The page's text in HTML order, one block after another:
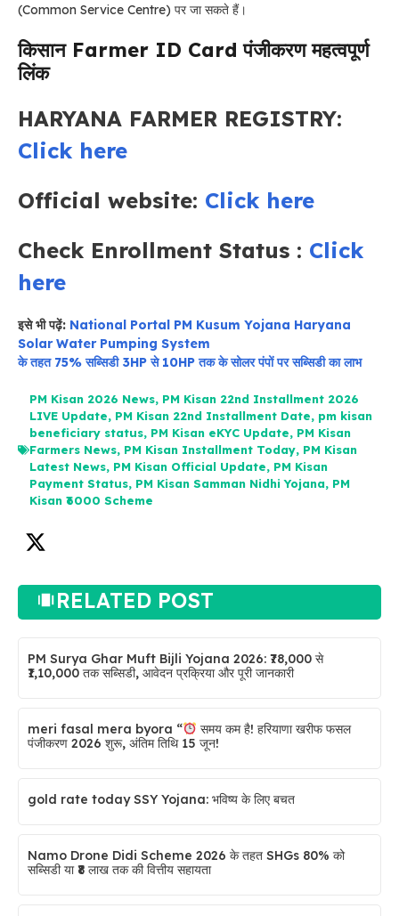
(Common Service Centre) पर जा सकते हैं।
किसान Farmer ID Card पंजीकरणमहत्वपूर्ण
लिंक
HARYANA FARMER REGISTRY:
Click here
Official website: Click here
Check Enrollment Status : Click
here
इसे भी पढ़ें: National Portal PM Kusum Yojana Haryana
Solar Water Pumping System
के तहत 75% सब्सिडी 3HP से 10HP तक के सोलर पंपों पर सब्सिडी का लाभ
PM Kisan 2026 News, PM Kisan 22nd Installment 2026
LIVE Update, PM Kisan 22nd Installment Date, pm kisan
beneficiary status, PM Kisan eKYC Update, PM Kisan
Farmers News, PM Kisan Installment Today, PM Kisan
Latest News, PM Kisan Official Update, PM Kisan
Payment Status, PM Kisan Samman Nidhi Yojana, PM
Kisan ₹6000 Scheme
RELATED POST
PM Surya Ghar Muft Bijli Yojana 2026: ₹78,000 से
₹1,10,000 तक सब्सिडी, आवेदन प्रक्रिया और पूरी जानकारी
meri fasal mera byora “
समय कम है! हरियाणा खरीफ फसल
पंजीकरण 2026 शुरू, अंतिम तिथि 15 जून!
gold rate today SSY Yojana: भविष्य के लिए बचत
Namo Drone Didi Scheme 2026 के तहत SHGs 80% को
सब्सिडी या ₹8 लाख तक की वित्तीय सहायता